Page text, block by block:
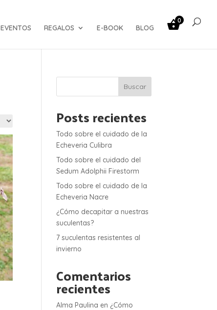
EVENTOS REGALOS E-BOOK BLOG
0
Buscar
Posts recientes
Todo sobre el cuidado de la
Echeveria Culibra
Todo sobre el cuidado del
Sedum Adolphii Firestorm
Todo sobre el cuidado de la
Echeveria Nacre
¿Cómo decapitar a nuestras
suculentas?
7 suculentas resistentes al
invierno
Comentarios
recientes
Alma Paulina en ¿Cómo